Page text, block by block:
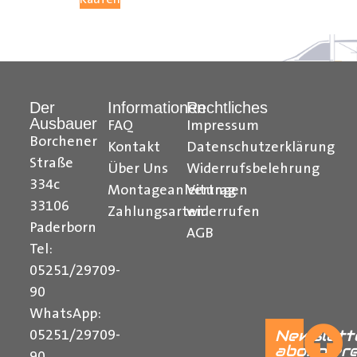
So wie für einige Fahrzeugmodelle mit einer Hecktür,
Bei Fragen stehen wir Ihnen gerne zur Verfügung.
Kontaktieren Sie uns per E-Mail unter shop@der-
Der
Ausbauer
Borchener
Straße
334c
33106
Paderborn
Tel:
05251/29709-
90
WhatsApp:
05251/29709-
Informationen
FAQ
Kontakt
Über Uns
Montageanleitungen
Zahlungsarten
Rechtliches
Impressum
Datenschutzerklärung
Widerrufsbelehrung
Vertrag
widerrufen
AGB